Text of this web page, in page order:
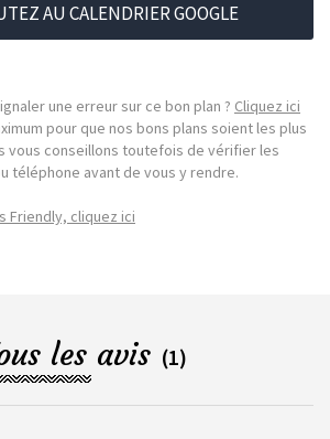
AU CALENDRIER GOOGLE
une erreur sur ce bon plan ? Cliquez ici
pour que nos bons plans soient les plus
vous conseillons toutefois de vérifier les
téléphone avant de vous y rendre.
Friendly, cliquez ici
les avis (1)